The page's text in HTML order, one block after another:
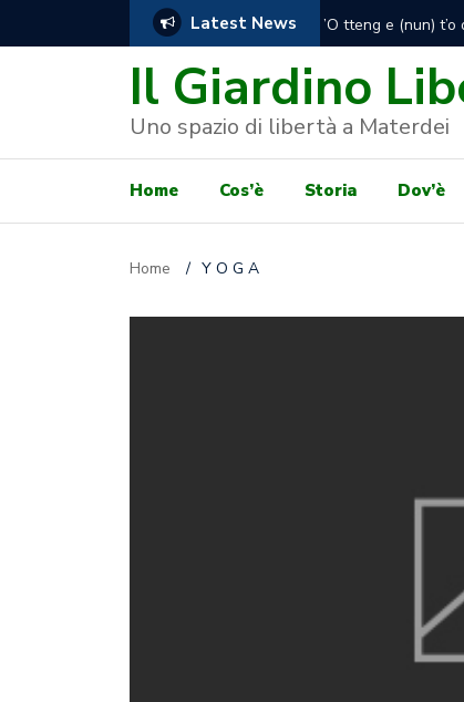
Latest News
Presidio degli
consegnare a
Il Giardino
Uno spazio di libertà a Materdei
Home Cos’è Storia Dov’è
Home / Y O G A